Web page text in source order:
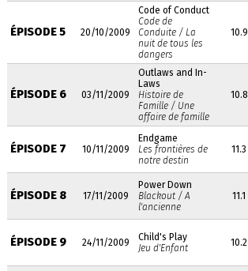
ÉPISODE 5 20/10/2009
Code of Conduct
Code de
Conduite / La
nuit de tous les
dangers
10.9
ÉPISODE 6 03/11/2009
Outlaws and In-
Laws
Histoire de
Famille / Une
affaire de famille
10.8
ÉPISODE 7 10/11/2009
Endgame
Les frontières de
notre destin
11.3
ÉPISODE 8 17/11/2009
Power Down
Blackout / A
l'ancienne
11.1
ÉPISODE 9 24/11/2009
Child's Play
Jeu d'Enfant
10.2